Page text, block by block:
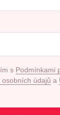
s Podmínkami
osobních údajů a